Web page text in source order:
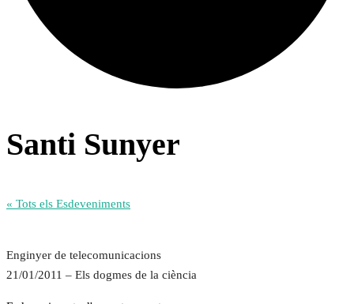
Santi Sunyer
« Tots els Esdeveniments
Enginyer de telecomunicacions
21/01/2011 – Els dogmes de la ciència